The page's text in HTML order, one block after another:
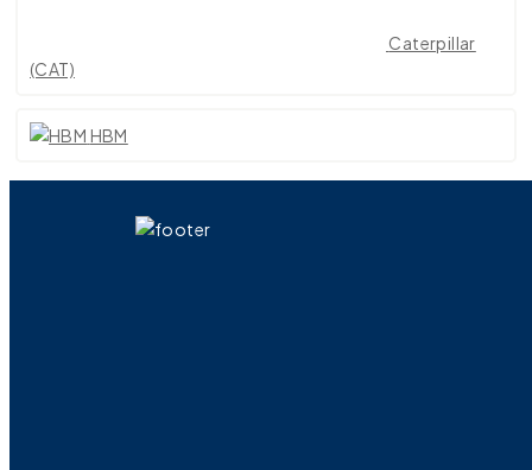
Caterpillar
(CAT)
HBM